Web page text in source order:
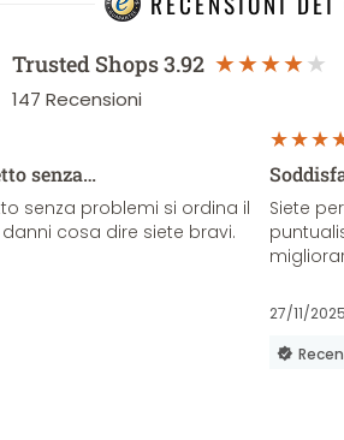
Trusted Shops3.92
147 Recensioni
senza…
senza problemi si ordina il
cosa dire siete bravi.
Siete
27/11/2025